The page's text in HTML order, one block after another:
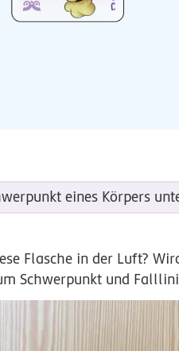
eines Körpers
Flasche in der Luft?
Schwerpunkt und